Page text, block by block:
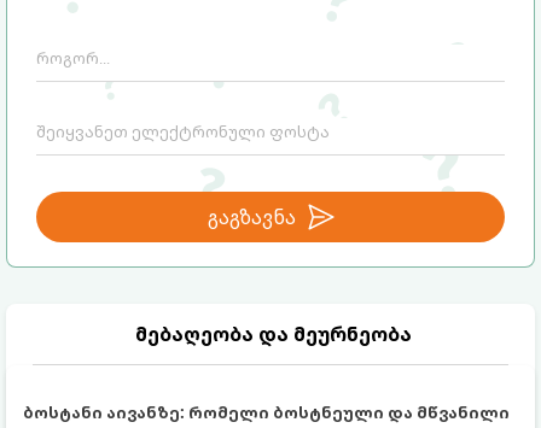
გაგზავნა
მებაღეობა და მეურნეობა
ბოსტანი აივანზე: რომელი ბოსტნეული და მწვანილი